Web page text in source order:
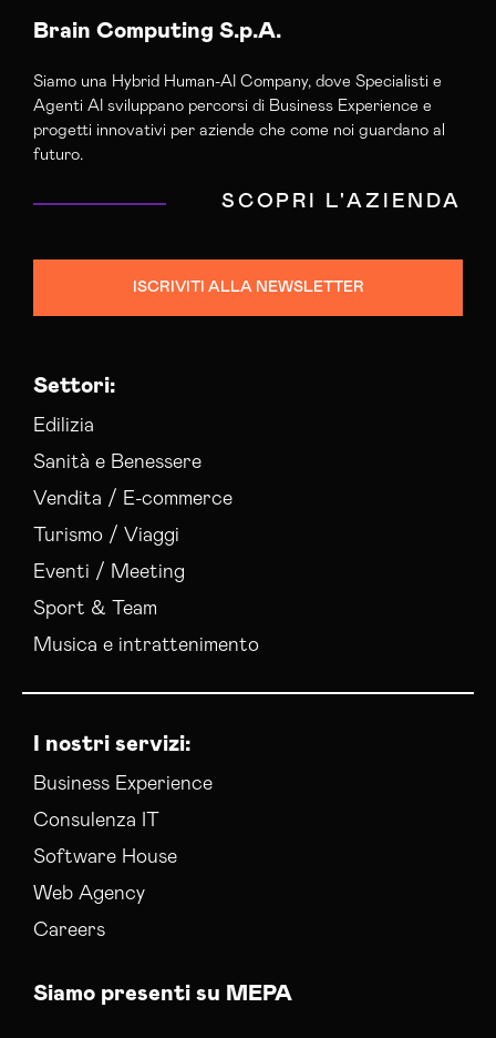
Brain Computing S.p.A.
Siamo una Hybrid Human-AI Company, dove Specialisti e
Agenti AI sviluppano percorsi di Business Experience e
progetti innovativi per aziende che come noi guardano al
futuro.
SCOPRI L'AZIENDA
ISCRIVITI ALLA NEWSLETTER
Settori:
Edilizia
Sanità e Benessere
Vendita / E-commerce
Turismo / Viaggi
Eventi / Meeting
Sport & Team
Musica e intrattenimento
I nostri servizi:
Business Experience
Consulenza IT
Software House
Web Agency
Careers
Siamo presenti su MEPA